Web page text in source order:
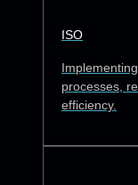
ISO
processes,
efficiency.